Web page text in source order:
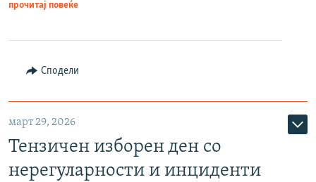
прочитај повеќе
Сподели
март 29, 2026
Тензичен изборен ден со
нерегуларности и инциденти